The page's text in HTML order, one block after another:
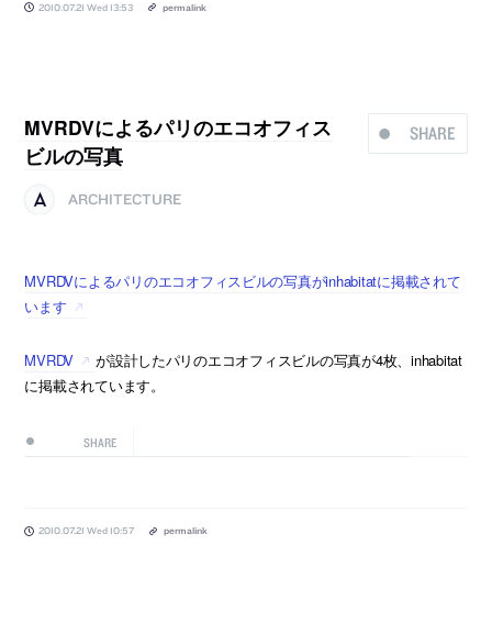
2010.07.21 Wed 13:53 permalink
SHARE
MVRDVによるパリのエコオフィス
ビルの写真
ARCHITECTURE
MVRDVによるパリのエコオフィスビルの写真がinhabitatに掲載されて
います
MVRDV
が設計したパリのエコオフィスビルの写真が4枚、inhabitat
に掲載されています。
SHARE
2010.07.21 Wed 10:57 permalink